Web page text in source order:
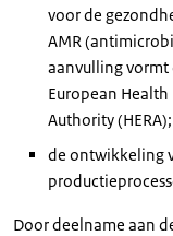
voor de
AMR
aanvulling
European Health
Authority (HERA);
de ontwikkeling
Door deelname aan